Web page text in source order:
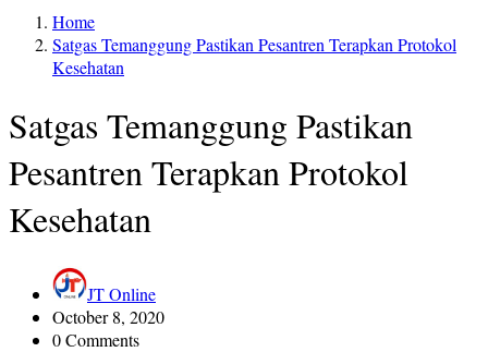
Home
Satgas Temanggung Pastikan Pesantren Terapkan Protokol
Kesehatan
Satgas Temanggung Pastikan
Pesantren Terapkan Protokol
Kesehatan
JT Online
October 8, 2020
0 Comments